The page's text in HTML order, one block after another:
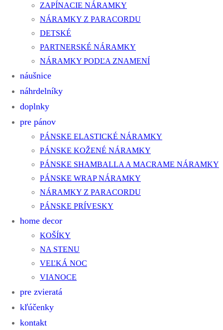
ZAPÍNACIE NÁRAMKY
NÁRAMKY Z PARACORDU
DETSKÉ
PARTNERSKÉ NÁRAMKY
NÁRAMKY PODĽA ZNAMENÍ
náušnice
náhrdelníky
doplnky
pre pánov
PÁNSKE ELASTICKÉ NÁRAMKY
PÁNSKE KOŽENÉ NÁRAMKY
PÁNSKE SHAMBALLA A MACRAME NÁRAMKY
PÁNSKE WRAP NÁRAMKY
NÁRAMKY Z PARACORDU
PÁNSKE PRÍVESKY
home decor
KOŠÍKY
NA STENU
VEĽKÁ NOC
VIANOCE
pre zvieratá
kľúčenky
kontakt